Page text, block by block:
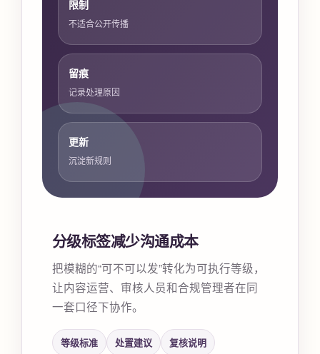
限制
不适合公开传播
留痕
记录处理原因
更新
沉淀新规则
分级标签减少沟通成本
把模糊的“可不可以发”转化为可执行等级，
让内容运营、审核人员和合规管理者在同
一套口径下协作。
等级标准 处置建议 复核说明